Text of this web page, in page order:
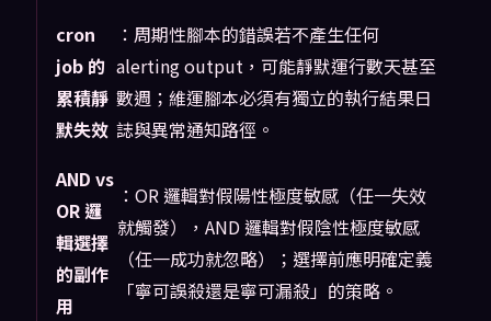
cron
job 的
累積靜
默失效
：周期性腳本的錯誤若不產生任何
alerting output，可能靜默運行數天甚至
數週；維運腳本必須有獨立的執行結果日
誌與異常通知路徑。
AND vs
OR 邏
輯選擇
的副作
用
：OR 邏輯對假陽性極度敏感（任一失效
就觸發），AND 邏輯對假陰性極度敏感
（任一成功就忽略）；選擇前應明確定義
「寧可誤殺還是寧可漏殺」的策略。